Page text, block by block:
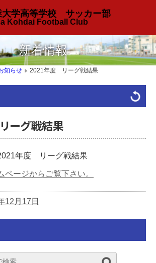
大学高等学校 サッカー部
Kohdai Football Club
新着情報
知らせ ▶ 2021年度 リーグ戦結果
ーグ戦結果
年度 リーグ戦結果
ページからご覧下さい。
12月17日